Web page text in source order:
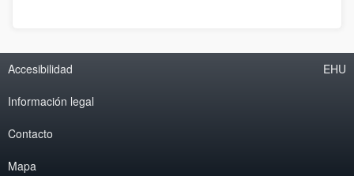
Accesibilidad
Información legal
Contacto
Mapa
EHU